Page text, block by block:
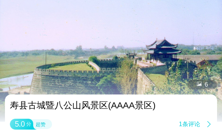
 6
寿县古城暨八公山风景区(AAAA景区)
5.0 分 超赞 1条评论 